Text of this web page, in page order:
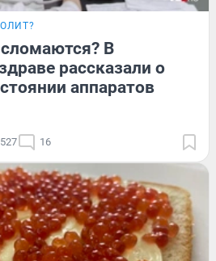
В
рассказали о
аппаратов
16